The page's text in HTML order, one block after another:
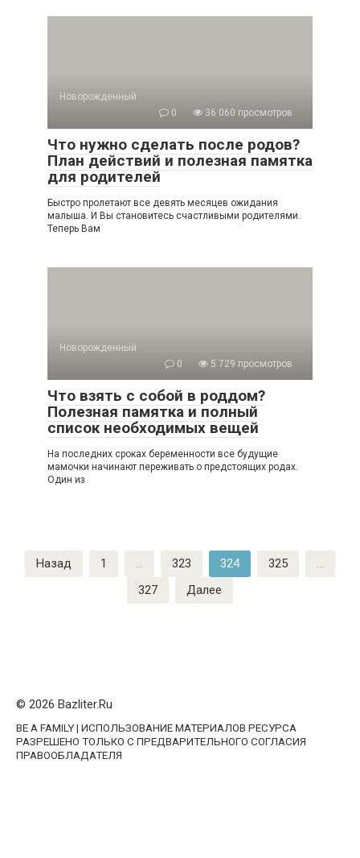
Новорожденный
0
36 060 просмотров
Что нужно сделать после родов?
План действий и полезная памятка
для родителей
Быстро пролетают все девять месяцев ожидания
малыша. И Вы становитесь счастливыми родителями.
Теперь Вам
Новорожденный
0
5 729 просмотров
Что взять с собой в роддом?
Полезная памятка и полный
список необходимых вещей
На последних сроках беременности все будущие
мамочки начинают переживать о предстоящих родах.
Один из
Навигация
по
Назад 1 … 323 324 325
…
327
Далее
© 2026 Bazliter.Ru
BE A FAMILY | ИСПОЛЬЗОВАНИЕ МАТЕРИАЛОВ РЕСУРСА
РАЗРЕШЕНО ТОЛЬКО С ПРЕДВАРИТЕЛЬНОГО СОГЛАСИЯ
ПРАВООБЛАДАТЕЛЯ